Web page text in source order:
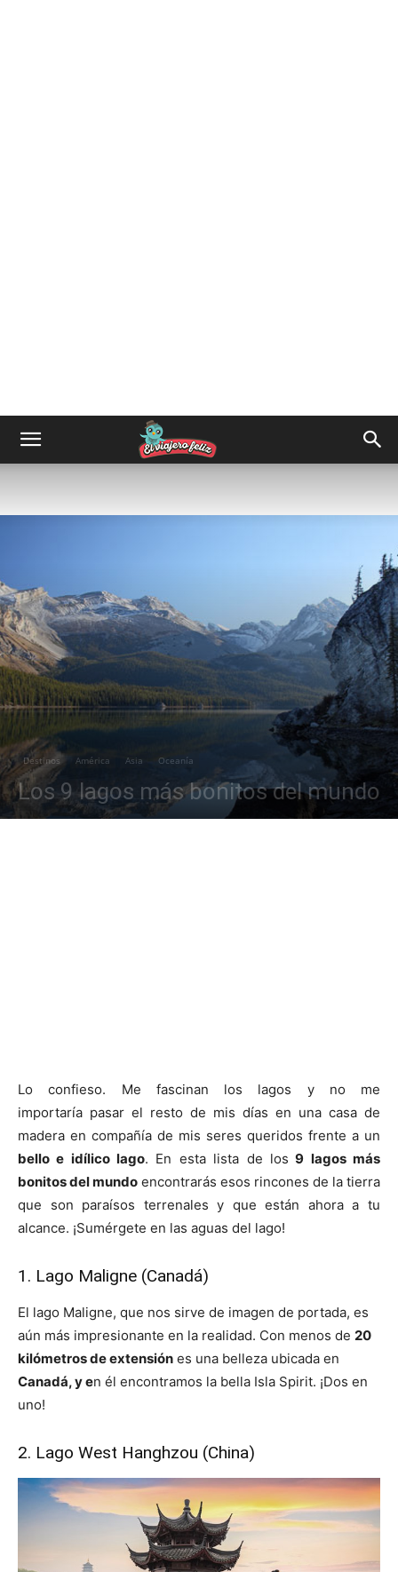
Destinos América Asia Oceanía
Los 9 lagos más bonitos del mundo
Lo confieso. Me fascinan los lagos y no me
importaría pasar el resto de mis días en una casa de
madera en compañía de mis seres queridos frente a un
bello e idílico lago. En esta lista de los 9 lagos más
bonitos del mundo encontrarás esos rincones de la tierra
que son paraísos terrenales y que están ahora a tu
alcance. ¡Sumérgete en las aguas del lago!
1. Lago Maligne (Canadá)
El lago Maligne, que nos sirve de imagen de portada, es
aún más impresionante en la realidad. Con menos de 20
kilómetros de extensión es una belleza ubicada en
Canadá, y en él encontramos la bella Isla Spirit. ¡Dos en
uno!
2. Lago West Hanghzou (China)